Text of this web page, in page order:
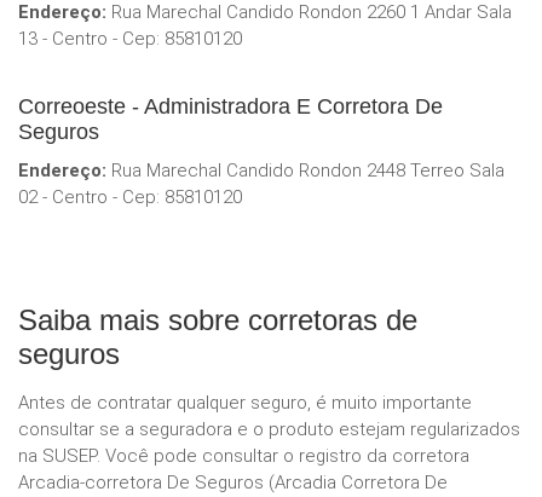
Endereço: Rua Marechal Candido Rondon 2260 1 Andar Sala
13 - Centro - Cep: 85810120
Correoeste - Administradora E Corretora De
Seguros
Endereço: Rua Marechal Candido Rondon 2448 Terreo Sala
02 - Centro - Cep: 85810120
Saiba mais sobre corretoras de
seguros
Antes de contratar qualquer seguro, é muito importante
consultar se a seguradora e o produto estejam regularizados
na SUSEP. Você pode consultar o registro da corretora
Arcadia-corretora De Seguros (Arcadia Corretora De